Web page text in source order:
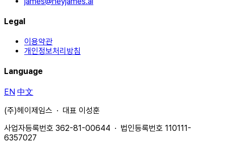
Legal
이용약관
개인정보처리방침
Language
EN 中文
(주)헤이제임스 · 대표 이성훈
사업자등록번호 362-81-00644 · 법인등록번호 110111-
6357027